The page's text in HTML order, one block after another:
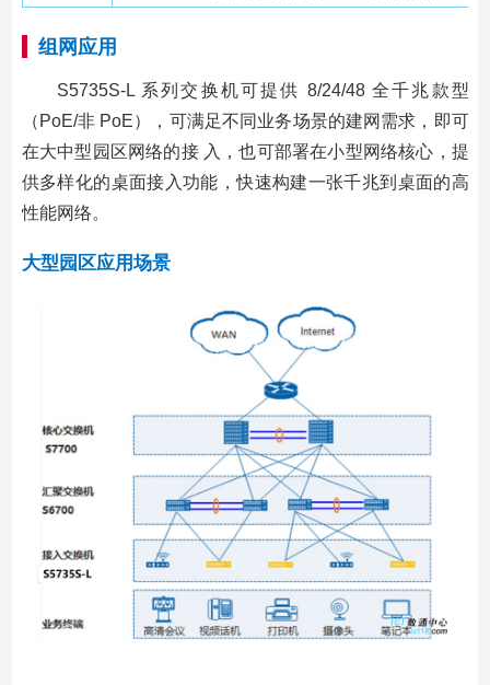
组网应用
S5735S-L 系列交换机可提供 8/24/48 全千兆款型
（PoE/非 PoE），可满足不同业务场景的建网需求，即可
在大中型园区网络的接 入，也可部署在小型网络核心，提
供多样化的桌面接入功能，快速构建一张千兆到桌面的高
性能网络。
大型园区应用场景